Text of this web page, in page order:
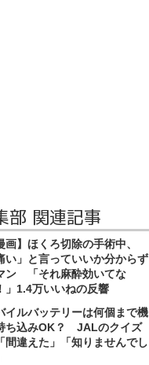
部 関連記事
画】ほくろ切除の手術中、
い」と言っていいか分からず
ン 「それ麻酔効いてな
」1.4万いいねの反響
イルバッテリーは何個まで機
ち込みOK？ JALのクイズ
間違えた」「知りませんでし